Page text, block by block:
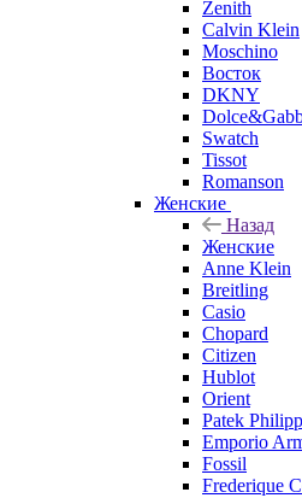
Zenith
Calvin Klein
Moschino
Восток
DKNY
Swatch
Tissot
Romanson
Женские
Назад
Женские
Anne Klein
Breitling
Casio
Chopard
Citizen
Hublot
Orient
Patek
Emporio
Fossil
Frederique